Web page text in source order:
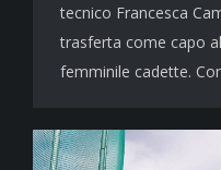
tecnico Francesca
trasferta come capo
femminile cadette.